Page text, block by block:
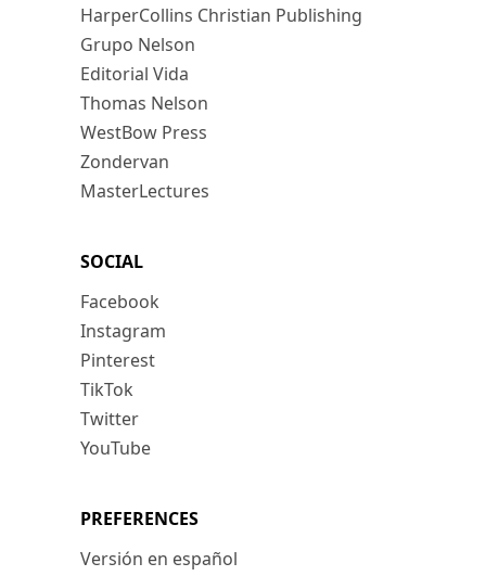
HarperCollins Christian Publishing
Grupo Nelson
Editorial Vida
Thomas Nelson
WestBow Press
Zondervan
MasterLectures
SOCIAL
Facebook
Instagram
Pinterest
TikTok
Twitter
YouTube
PREFERENCES
Versión en español